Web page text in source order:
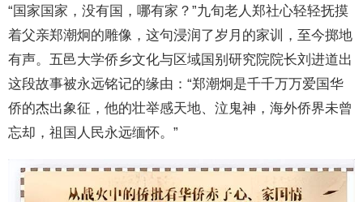
“国家国家，没有国，哪有家？”九旬老人郑社心轻轻抚摸
着父亲郑潮炯的雕像，这句浸润了岁月的家训，至今掷地
有声。五邑大学侨乡文化与区域国别研究院院长刘进道出
这段故事被永远铭记的缘由：“郑潮炯是千千万万爱国华
侨的杰出象征，他的壮举感天地、泣鬼神，海外侨界未曾
忘却，祖国人民永远缅怀。”